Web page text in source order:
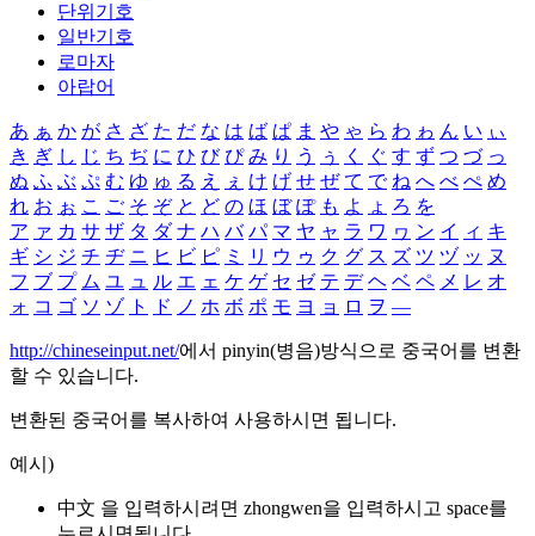
단위기호
일반기호
로마자
아랍어
あ ぁ か が さ ざ た だ な は ば ぱ ま や ゃ ら わ ゎ ん い ぃ
き ぎ し じ ち ぢ に ひ び ぴ み り う ぅ く ぐ す ず つ づ っ
ぬ ふ ぶ ぷ む ゆ ゅ る え ぇ け げ せ ぜ て で ね へ べ ぺ め
れ お ぉ こ ご そ ぞ と ど の ほ ぼ ぽ も よ ょ ろ を
ア ァ カ サ ザ タ ダ ナ ハ バ パ マ ヤ ャ ラ ワ ヮ ン イ ィ キ
ギ シ ジ チ ヂ ニ ヒ ビ ピ ミ リ ウ ゥ ク グ ス ズ ツ ヅ ッ ヌ
フ ブ プ ム ユ ュ ル エ ェ ケ ゲ セ ゼ テ デ ヘ ベ ペ メ レ オ
ォ コ ゴ ソ ゾ ト ド ノ ホ ボ ポ モ ヨ ョ ロ ヲ ―
http://chineseinput.net/에서 pinyin(병음)방식으로 중국어를 변환
할 수 있습니다.
변환된 중국어를 복사하여 사용하시면 됩니다.
예시)
中文 을 입력하시려면 zhongwen을 입력하시고 space를